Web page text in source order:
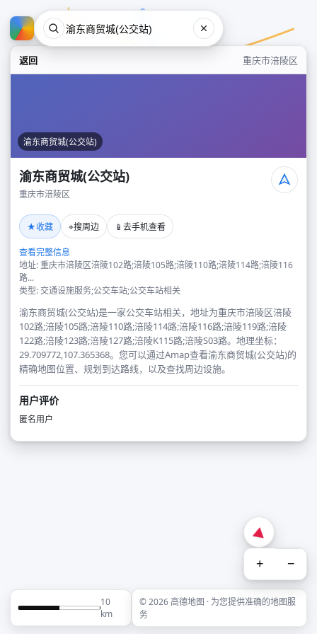
返回 重庆市涪陵区
渝东商贸城(公交站)
渝东商贸城(公交站)
重庆市涪陵区
★收藏 ⌖搜周边 📱 去手机查看
查看完整信息
地址: 重庆市涪陵区涪陵102路;涪陵105路;涪陵110路;涪陵114路;涪陵116
路...
类型: 交通设施服务;公交车站;公交车站相关
渝东商贸城(公交站)是一家公交车站相关，地址为重庆市涪陵区涪陵
102路;涪陵105路;涪陵110路;涪陵114路;涪陵116路;涪陵119路;涪陵
122路;涪陵123路;涪陵127路;涪陵K115路;涪陵S03路。地理坐标：
29.709772,107.365368。您可以通过Amap查看渝东商贸城(公交站)的
精确地图位置、规划到达路线，以及查找周边设施。
用户评价
匿名用户
+ −
10
km
© 2026 高德地图 · 为您提供准确的地图服
务